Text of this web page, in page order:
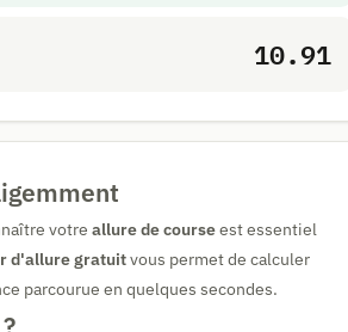
10.91
votre allure de courseest essentiel
d'allure gratuitvous permet de calculer
parcourue en quelques secondes.